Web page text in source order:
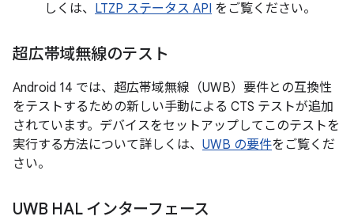
しくは、 LTZP ステータス API をご覧ください。
超広帯域無線のテスト
Android 14 では、超広帯域無線（UWB）要件との互換性
をテストするための新しい手動による CTS テストが追加
されています。デバイスをセットアップしてこのテストを
実行する方法について詳しくは、 UWB の要件をご覧くだ
さい。
UWB HAL インターフェース